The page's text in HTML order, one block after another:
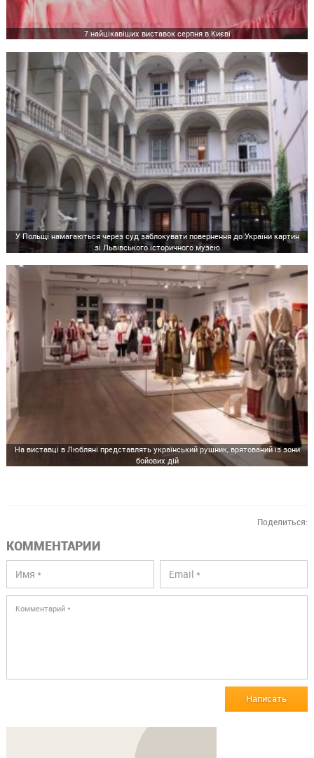
7 найцікавіших виставок серпня в Києві
У Польщі намагаються через суд заблокувати повернення до України картин
зі Львівського історичного музею
На виставці в Любляні представлять український рушник, врятований із зони
бойових дій
Поделиться:
КОММЕНТАРИИ
Написать